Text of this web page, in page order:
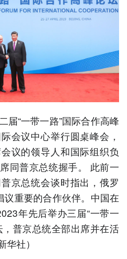
届“一带一路”国际合作高峰
会议中心举行圆桌峰会，
议的领导人和国际组织负
同普京总统握手。 此前一
京总统会谈时指出，俄罗
议重要的合作伙伴。中国在
年先后举办三届“一带一
普京总统全部出席并在活
社）